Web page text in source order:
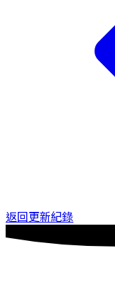
返回更新紀錄